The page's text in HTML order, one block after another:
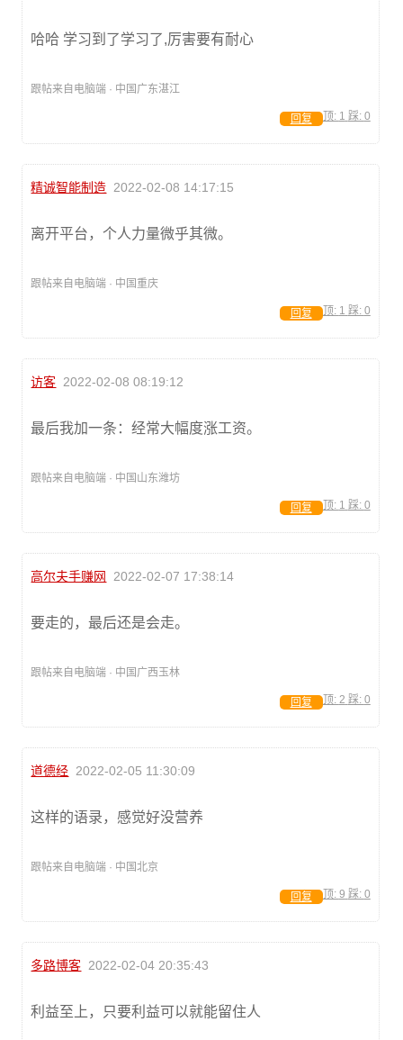
哈哈 学习到了学习了,厉害要有耐心
跟帖来自电脑端 · 中国广东湛江
顶: 1 踩: 0
回复
精诚智能制造 2022-02-08 14:17:15
离开平台，个人力量微乎其微。
跟帖来自电脑端 · 中国重庆
顶: 1 踩: 0
回复
访客 2022-02-08 08:19:12
最后我加一条：经常大幅度涨工资。
跟帖来自电脑端 · 中国山东潍坊
顶: 1 踩: 0
回复
高尔夫手赚网 2022-02-07 17:38:14
要走的，最后还是会走。
跟帖来自电脑端 · 中国广西玉林
顶: 2 踩: 0
回复
道德经 2022-02-05 11:30:09
这样的语录，感觉好没营养
跟帖来自电脑端 · 中国北京
顶: 9 踩: 0
回复
多路博客 2022-02-04 20:35:43
利益至上，只要利益可以就能留住人